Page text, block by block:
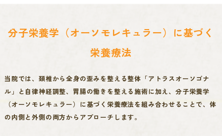
分子栄養学（オーソモレキュラー）に基づく
栄養療法
当院では、頚椎から全身の歪みを整える整体「アトラスオーソゴナ
ル」と自律神経調整、胃腸の働きを整える施術に加え、分子栄養学
（オーソモレキュラー）に基づく栄養療法を組み合わせることで、体
の内側と外側の両方からアプローチします。